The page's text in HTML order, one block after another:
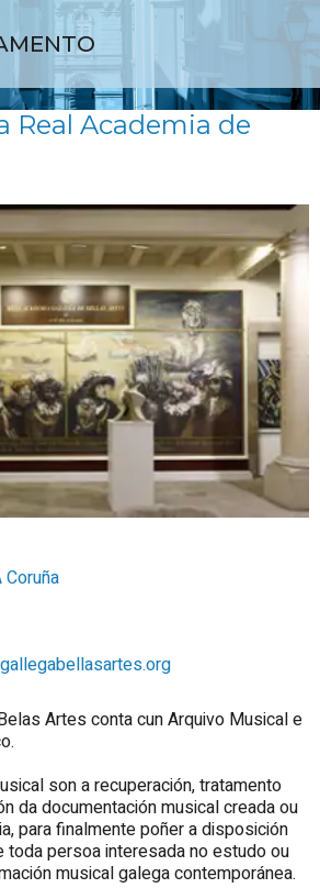
Real Academia de
Coruña
Artes conta cun Arquivo Musical e
son a recuperación, tratamento
da documentación musical creada ou
para finalmente poñer a disposición
toda persoa interesada no estudo ou
musical galega contemporánea.